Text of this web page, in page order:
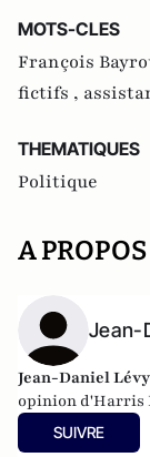
MOTS-CLES
François
fictifs ,
THEMATIQUES
Politique
A
Jean-
Jean-Daniel Lévy
opinion d'Harris
SUIVRE